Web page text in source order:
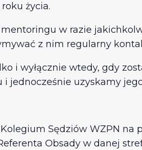
życia.
w razie
z nim regularny
i wyłącznie wtedy, gdy
jednocześnie uzyskamy
Sędziów WZPN na
Obsady w danej